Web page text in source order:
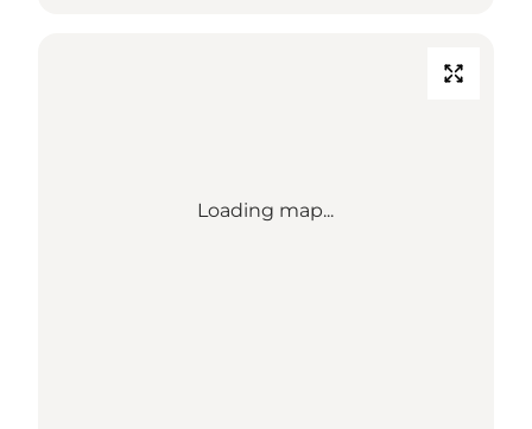
Loading map...